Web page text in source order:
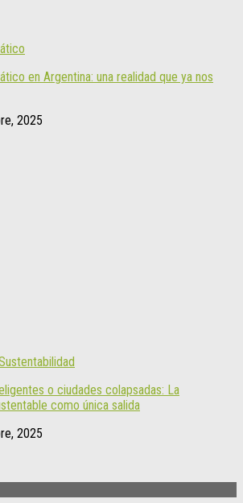
en Argentina: una realidad que ya nos
2025
o ciudades colapsadas: La
como única salida
2025